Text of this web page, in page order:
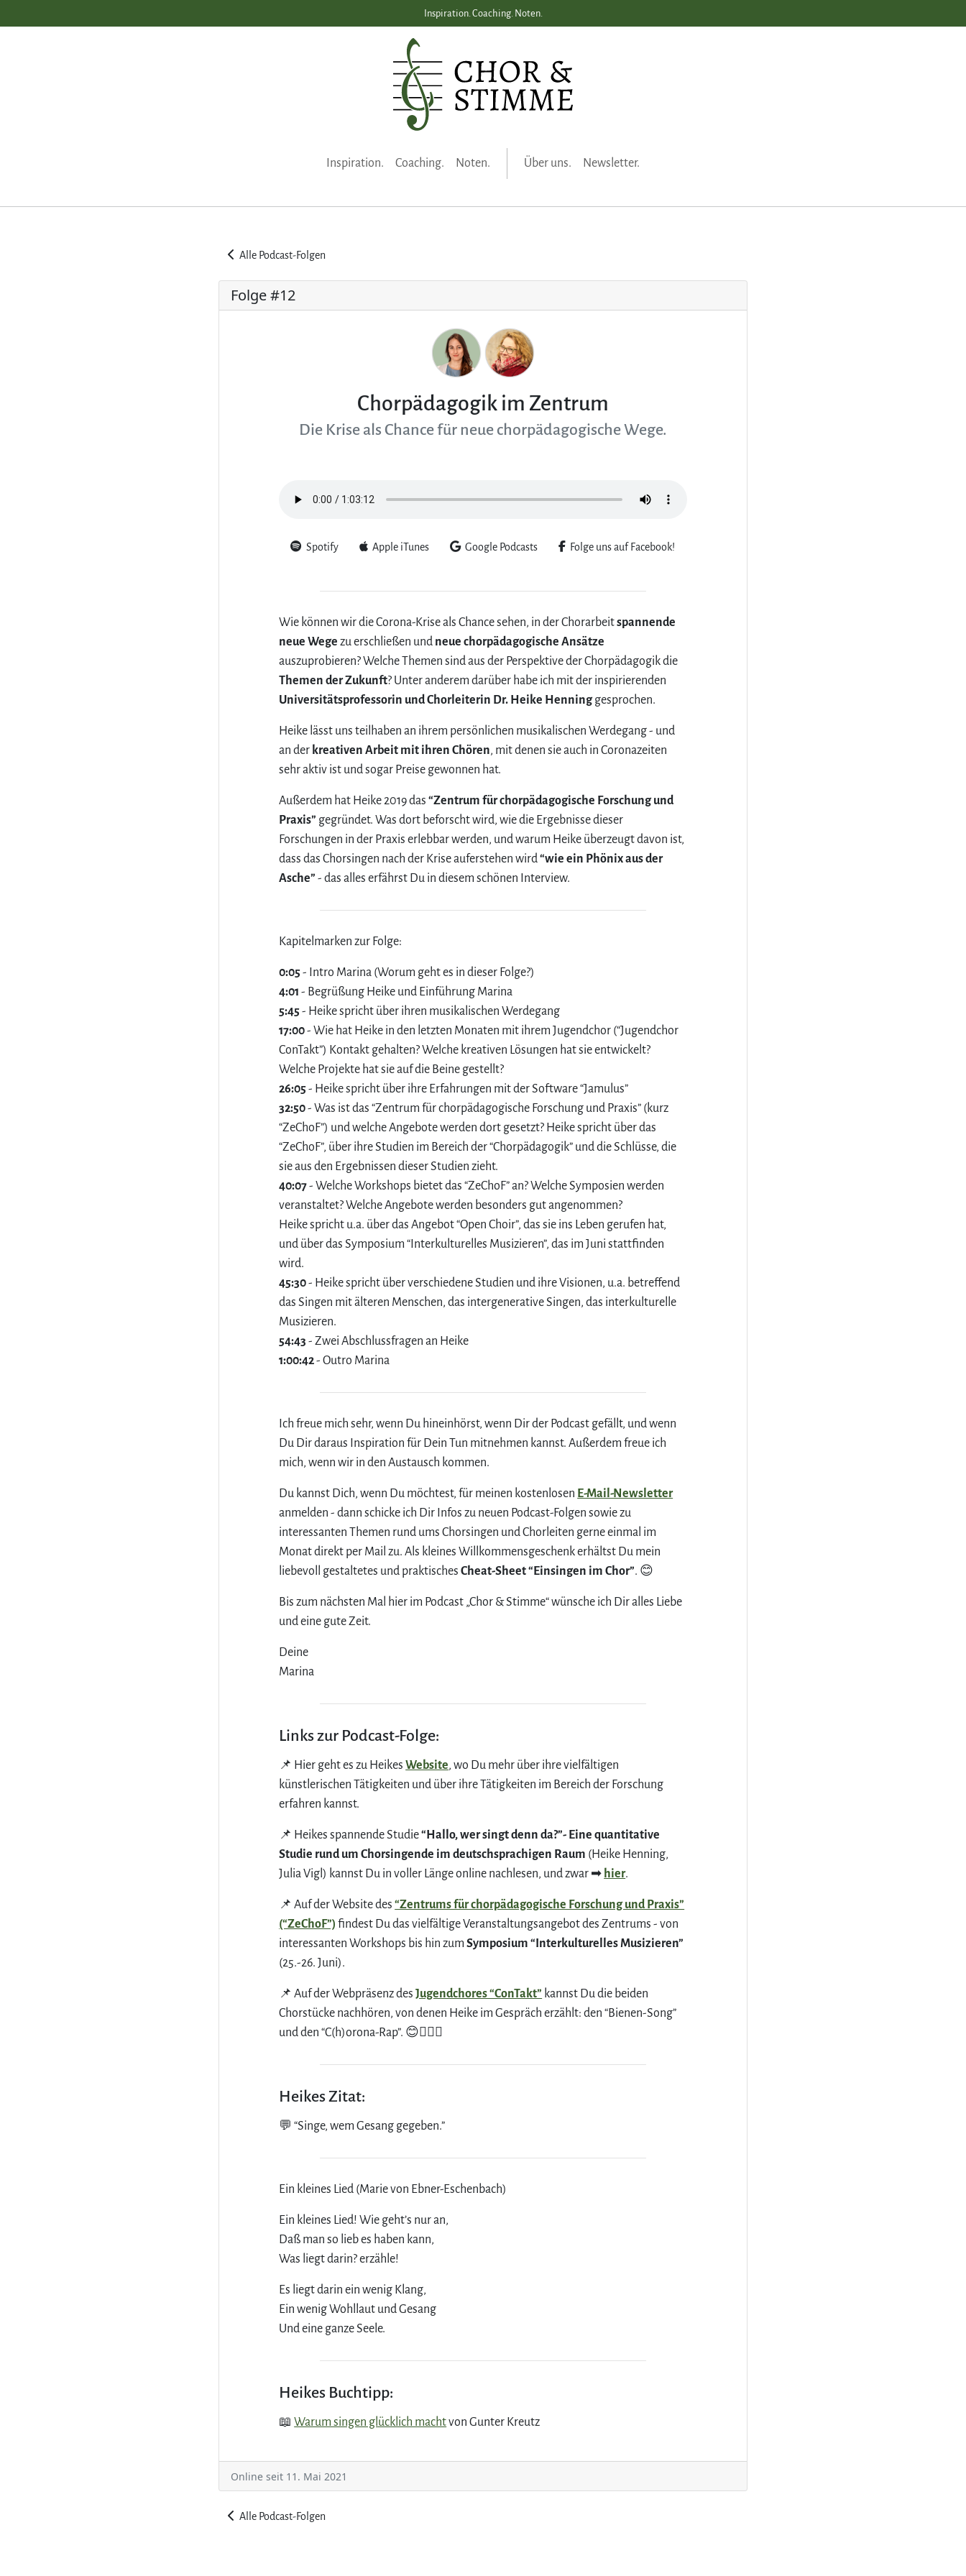
Inspiration. Coaching. Noten.
Inspiration. Coaching. Noten. Über uns. Newsletter.
Alle Podcast-Folgen
Folge #12
Chorpädagogik im Zentrum
Die Krise als Chance für neue chorpädagogische Wege.
Spotify Apple iTunes Google Podcasts Folge uns auf Facebook!
Wie können wir die Corona-Krise als Chance sehen, in der Chorarbeitspannende
neue Wege zu erschließen und neue chorpädagogische Ansätze
auszuprobieren? Welche Themen sind aus der Perspektive der Chorpädagogik die
Themen der Zukunft? Unter anderem darüber habe ich mit der inspirierenden
Universitätsprofessorin und Chorleiterin Dr. Heike Henninggesprochen.
Heike lässt uns teilhaben an ihrem persönlichen musikalischen Werdegang - und
an der kreativen Arbeit mit ihren Chören, mit denen sie auch in Coronazeiten
sehr aktiv ist und sogar Preise gewonnen hat.
Außerdem hat Heike 2019 das“Zentrum für chorpädagogische Forschung und
Praxis” gegründet. Was dort beforscht wird, wie die Ergebnisse dieser
Forschungen in der Praxis erlebbar werden, und warum Heike überzeugt davon ist,
dass das Chorsingen nach der Krise auferstehen wird“wie ein Phönix aus der
Asche” - das alles erfährst Du in diesem schönen Interview.
Kapitelmarken zur Folge:
0:05- Intro Marina (Worum geht es in dieser Folge?)
4:01 - Begrüßung Heike und Einführung Marina
5:45- Heike spricht über ihren musikalischen Werdegang
17:00- Wie hat Heike in den letzten Monaten mit ihrem Jugendchor (“Jugendchor
ConTakt”) Kontakt gehalten? Welche kreativen Lösungen hat sie entwickelt?
Welche Projekte hat sie auf die Beine gestellt?
26:05- Heike spricht über ihre Erfahrungen mit der Software “Jamulus”
32:50- Was ist das “Zentrum für chorpädagogische Forschung und Praxis” (kurz
“ZeChoF”) und welche Angebote werden dort gesetzt? Heike spricht über das
“ZeChoF”, über ihre Studien im Bereich der “Chorpädagogik” und die Schlüsse, die
sie aus den Ergebnissen dieser Studien zieht.
40:07- Welche Workshops bietet das “ZeChoF” an? Welche Symposien werden
veranstaltet? Welche Angebote werden besonders gut angenommen?
Heike spricht u.a. über das Angebot “Open Choir”, das sie ins Leben gerufen hat,
und über das Symposium “Interkulturelles Musizieren”, das im Juni stattfinden
wird.
45:30- Heike spricht über verschiedene Studien und ihre Visionen, u.a. betreffend
das Singen mit älteren Menschen, das intergenerative Singen, das interkulturelle
Musizieren.
54:43 - Zwei Abschlussfragen an Heike
1:00:42- Outro Marina
Ich freue mich sehr, wenn Du hineinhörst, wenn Dir der Podcast gefällt, und wenn
Du Dir daraus Inspiration für Dein Tun mitnehmen kannst. Außerdem freue ich
mich, wenn wir in den Austausch kommen.
Du kannst Dich, wenn Du möchtest, für meinen kostenlosen E-Mail-Newsletter
anmelden - dann schicke ich Dir Infos zu neuen Podcast-Folgen sowie zu
interessanten Themen rund ums Chorsingen und Chorleiten gerne einmal im
Monat direkt per Mail zu. Als kleines Willkommensgeschenk erhältst Du mein
liebevoll gestaltetes und praktischesCheat-Sheet “Einsingen im Chor”. 😊
Bis zum nächsten Mal hier im Podcast „Chor & Stimme“ wünsche ich Dir alles Liebe
und eine gute Zeit.
Deine
Marina
Links zur Podcast-Folge:
📌 Hier geht es zu HeikesWebsite, wo Du mehr über ihre vielfältigen
künstlerischen Tätigkeiten und über ihre Tätigkeiten im Bereich der Forschung
erfahren kannst.
📌 Heikes spannende Studie“Hallo, wer singt denn da?”- Eine quantitative
Studie rund um Chorsingende im deutschsprachigen Raum (Heike Henning,
Julia Vigl) kannst Du in voller Länge online nachlesen, und zwar ➡ hier.
📌 Auf der Website des“Zentrums für chorpädagogische Forschung und Praxis”
(“ZeChoF”) findest Du das vielfältige Veranstaltungsangebot des Zentrums - von
interessanten Workshops bis hin zumSymposium “Interkulturelles Musizieren”
(25.-26. Juni).
📌 Auf der Webpräsenz desJugendchores “ConTakt” kannst Du die beiden
Chorstücke nachhören, von denen Heike im Gespräch erzählt: den “Bienen-Song”
und den “C(h)orona-Rap”. 😊👍🏻🎵
Heikes Zitat:
💬 “Singe, wem Gesang gegeben.”
Ein kleines Lied (Marie von Ebner-Eschenbach)
Ein kleines Lied! Wie geht’s nur an,
Daß man so lieb es haben kann,
Was liegt darin? erzähle!
Es liegt darin ein wenig Klang,
Ein wenig Wohllaut und Gesang
Und eine ganze Seele.
Heikes Buchtipp:
📖Warum singen glücklich machtvon Gunter Kreutz
Online seit 11. Mai 2021
Alle Podcast-Folgen